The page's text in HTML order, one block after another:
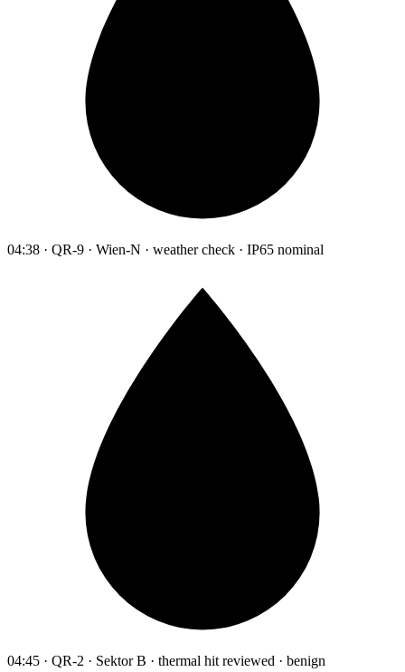
04:38 · QR-9 · Wien-N · weather check · IP65 nominal
04:45 · QR-2 · Sektor B · thermal hit reviewed · benign